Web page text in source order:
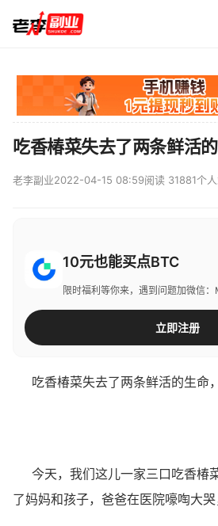
吃香椿菜失去了两条鲜活
老李副业2022-04-15 08:59阅读 31881个
10元也能买点BTC
限时福利等你来，遇到问题加微信
立即注册
吃香椿菜失去了两条鲜活的生命，
今天，我们这儿一家三口吃香椿
了妈妈和孩子，爸爸在医院嚎啕大哭